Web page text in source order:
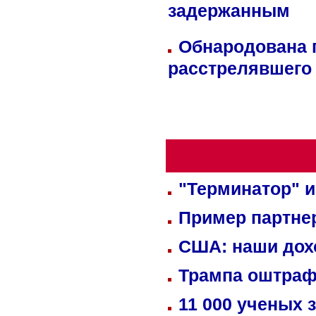
задержанным
Обнародована
"Терминатор"
Пример
США: наши
Трампа
11 000 ученых